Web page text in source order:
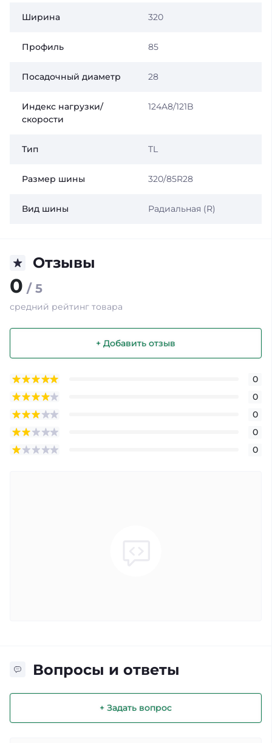
Ширина 320
Профиль 85
Посадочный диаметр 28
Индекс нагрузки/
скорости
124A8/121B
Тип TL
Размер шины 320/85R28
Вид шины Радиальная (R)
Отзывы
0 / 5
средний рейтинг товара
+ Добавить отзыв
0
0
0
0
0
Вопросы и ответы
+ Задать вопрос